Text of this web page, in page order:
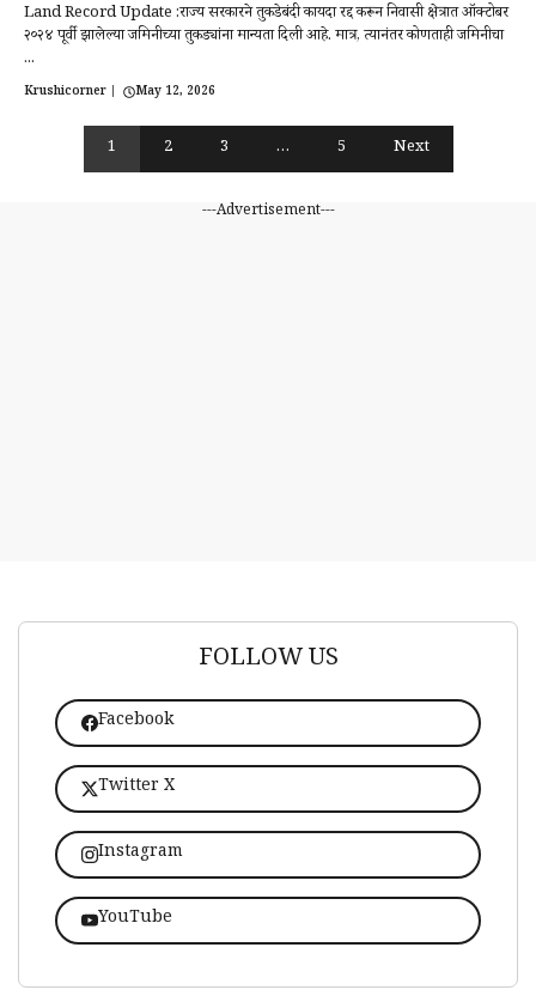
Land Record Update :राज्य सरकारने तुकडेबंदी कायदा रद्द करून निवासी क्षेत्रात ऑक्टोबर
२०२४ पूर्वी झालेल्या जमिनीच्या तुकड्यांना मान्यता दिली आहे. मात्र, त्यानंतर कोणताही जमिनीचा
...
Krushicorner May 12, 2026
1 2 3 … 5 Next
---Advertisement---
FOLLOW US
Facebook
Twitter X
Instagram
YouTube